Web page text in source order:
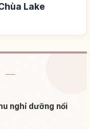
Lake
Chuzenji↗
nghỉ dưỡng nổi